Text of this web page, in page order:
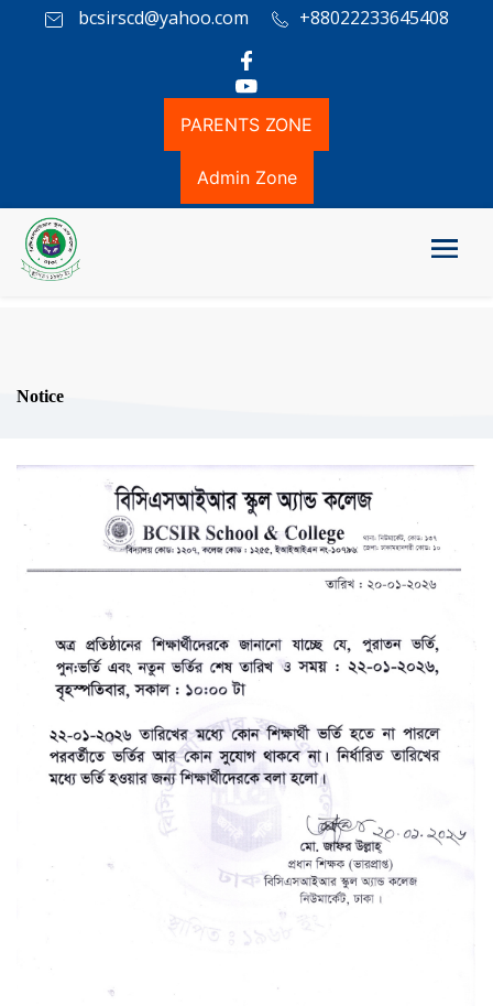
bcsirscd@yahoo.com +88022233645408
PARENTS ZONE
Admin Zone
Notice